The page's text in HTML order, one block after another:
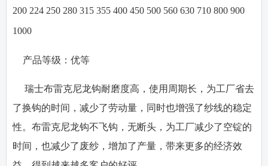
200 224 250 280 315 355 400 450 500 560 630 710 800 900
1000
产品等级：优等
瑞士布雷克尼龙钩耐磨度高，使用周期长，为工厂省去
了换钩的时间，减少了劳动量，同时也增强了纱线的稳定
性。布雷克尼龙钩不飞钩，无断头，为工厂减少了空锭的
时间，也减少了废纱，增加了产量，带来更多的经济效